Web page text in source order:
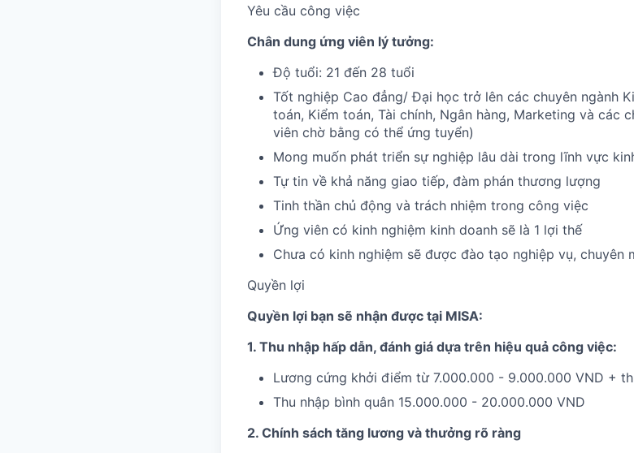
Yêu cầu công việc
Chân dung ứng viên lý tưởng:
Độ tuổi: 21 đến 28 tuổi
Tốt nghiệp Cao đẳng/ Đại học trở lên các chuyên ngành
toán, Kiểm toán, Tài chính, Ngân hàng, Marketing và các
viên chờ bằng có thể ứng tuyển)
Mong muốn phát triển sự nghiệp lâu dài trong lĩnh vực
Tự tin về khả năng giao tiếp, đàm phán thương lượng
Tinh thần chủ động và trách nhiệm trong công việc
Ứng viên có kinh nghiệm kinh doanh sẽ là 1 lợi thế
Chưa có kinh nghiệm sẽ được đào tạo nghiệp vụ, chuyên
Quyền lợi
Quyền lợi bạn sẽ nhận được tại MISA:
1. Thu nhập hấp dẫn, đánh giá dựa trên hiệu quả công việc:
Lương cứng khởi điểm từ 7.000.000 - 9.000.000 VND +
Thu nhập bình quân 15.000.000 - 20.000.000 VND
2. Chính sách tăng lương và thưởng rõ ràng